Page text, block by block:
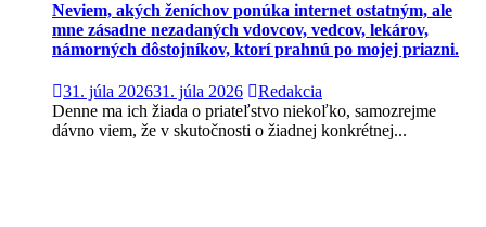
Neviem, akých ženíchov ponúka internet ostatným, ale
mne zásadne nezadaných vdovcov, vedcov, lekárov,
námorných dôstojníkov, ktorí prahnú po mojej priazni.
31. júla 202631. júla 2026
Redakcia
Denne ma ich žiada o priateľstvo niekoľko, samozrejme
dávno viem, že v skutočnosti o žiadnej konkrétnej...